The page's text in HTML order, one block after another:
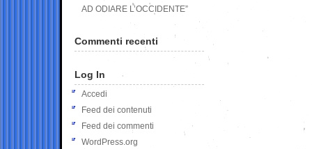
AD ODIARE L’OCCIDENTE”
Commenti recenti
Log In
Accedi
Feed dei contenuti
Feed dei commenti
WordPress.org